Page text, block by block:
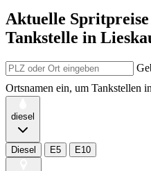
Aktuelle Spritpreise
Tankstelle in
Ortsnamen ein, um Tankstellen
diesel
Diesel E5 E10